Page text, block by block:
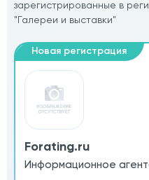
зарегистрированные в
"Галереи и выставки"
Forating.ru
Информационное